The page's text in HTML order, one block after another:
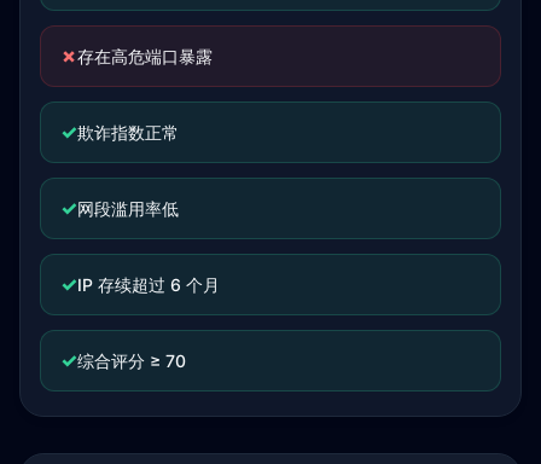
✗存在高危端口暴露
✓欺诈指数正常
✓网段滥用率低
✓IP 存续超过 6 个月
✓综合评分 ≥ 70